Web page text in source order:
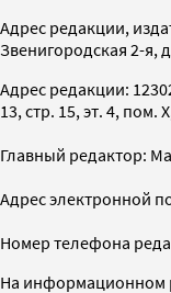
Адрес редакции,
Звенигородская 2-я,
Адрес редакции:
13, стр. 15, эт. 4, пом.
Главный редактор:
Адрес электронной
Номер телефона
На информационном